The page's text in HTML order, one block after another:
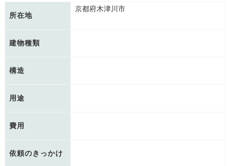
所在地
京都府木津川市
建物種類
構造
用途
費用
依頼のきっかけ